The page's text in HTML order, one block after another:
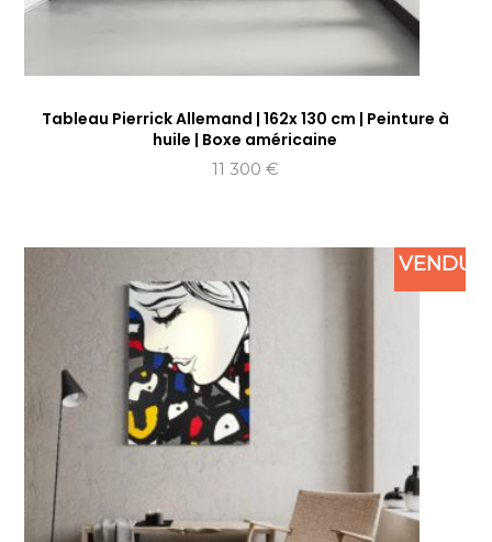
Tableau Pierrick Allemand | 162x 130 cm | Peinture à
huile | Boxe américaine
11 300 €
VENDU